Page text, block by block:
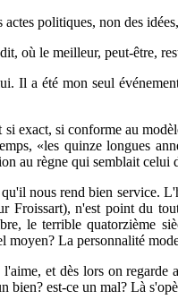
actes politiques, non des
où le meilleur, peut-être,
Il a été mon seul
exact, si conforme au
«les quinze longues
au règne qui semblait celui
nous rend bien service.
Froissart), n'est point du
le terrible quatorzième
moyen? La personnalité
et dès lors on
bien? est-ce un mal? Là